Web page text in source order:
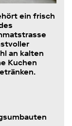
ein frisch
an kalten
Kuchen